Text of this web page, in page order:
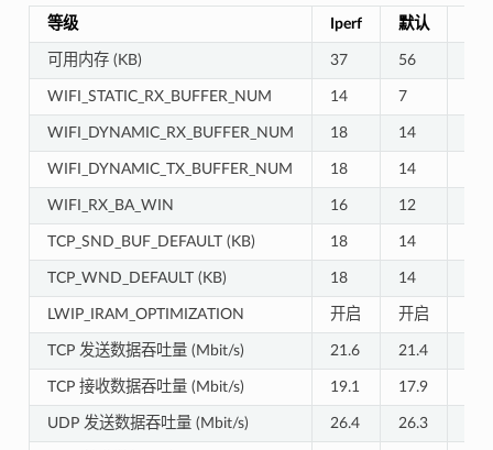
等级 Iperf 默认
可用内存 (KB) 37 56
WIFI_STATIC_RX_BUFFER_NUM 14 7
WIFI_DYNAMIC_RX_BUFFER_NUM 18 14
WIFI_DYNAMIC_TX_BUFFER_NUM 18 14
WIFI_RX_BA_WIN 16 12
TCP_SND_BUF_DEFAULT (KB) 18 14
TCP_WND_DEFAULT (KB) 18 14
LWIP_IRAM_OPTIMIZATION 开启 开启
TCP 发送数据吞吐量 (Mbit/s) 21.6 21.4
TCP 接收数据吞吐量 (Mbit/s) 19.1 17.9
UDP 发送数据吞吐量 (Mbit/s) 26.4 26.3